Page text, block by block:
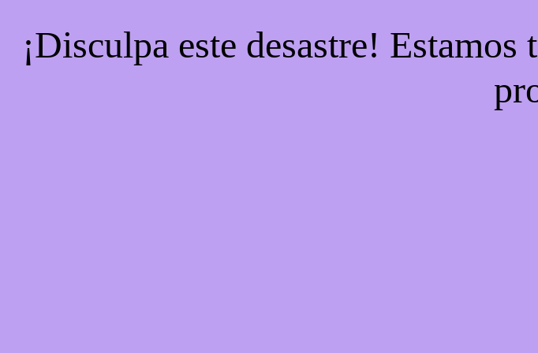
¡Disculpa este desastre!